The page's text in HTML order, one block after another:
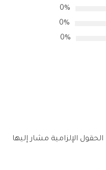
0%
0%
0%
الحقول الإلزامية مشار إليها